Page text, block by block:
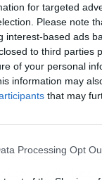
for targeted
Please note
interest-based ads
to third parties
of your personal
information may
that may
Processing Opt
puede